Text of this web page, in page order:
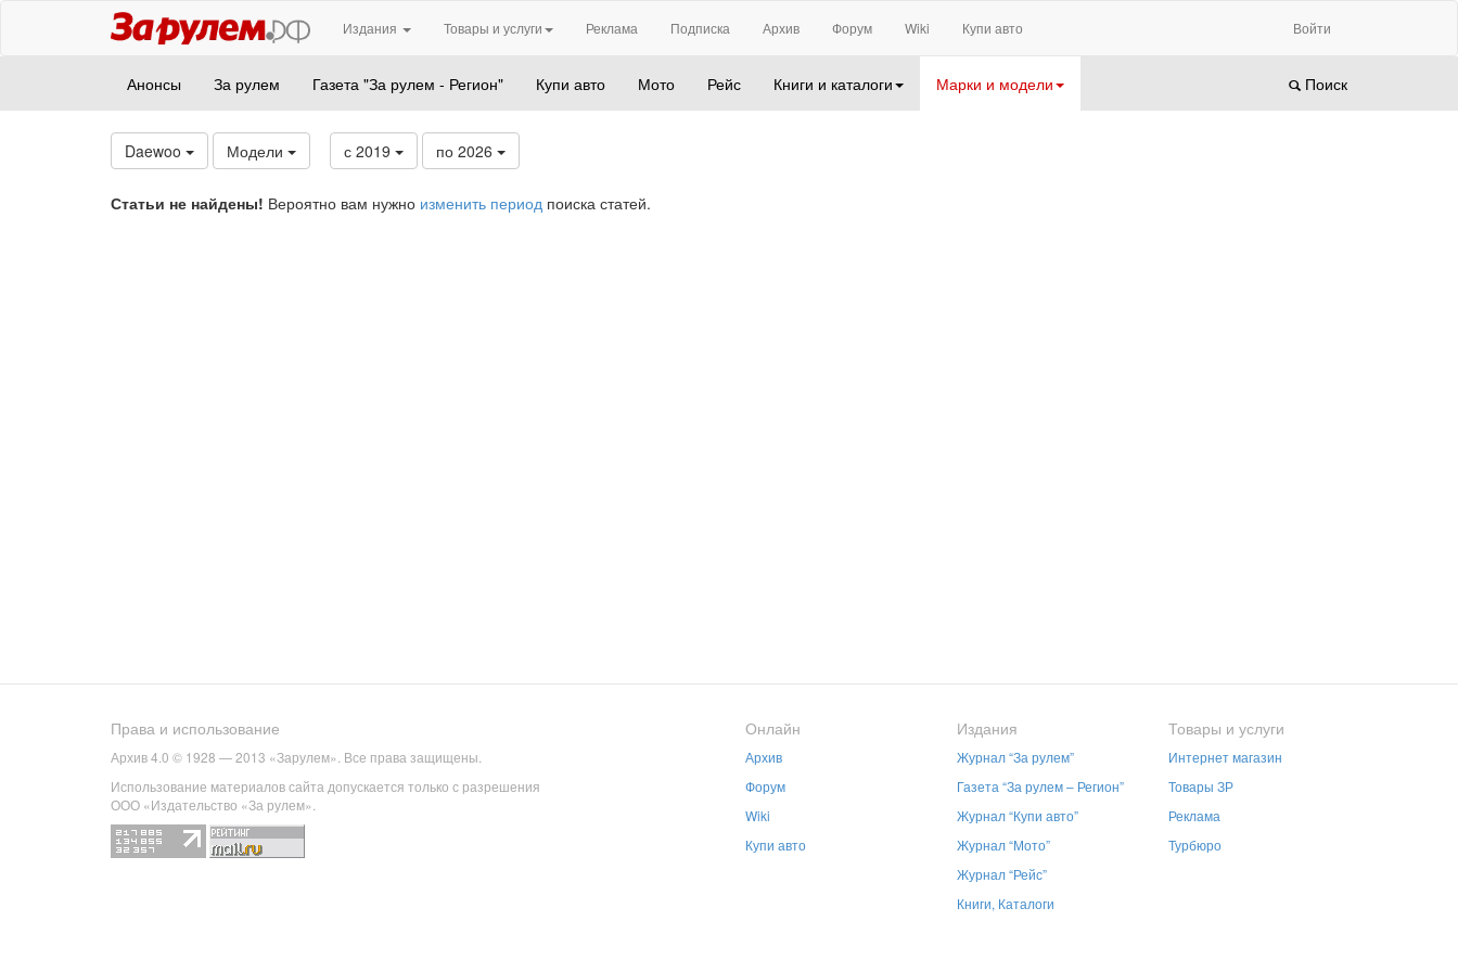
Издания Товары и услуги Реклама Подписка Архив Форум Wiki Купи авто Войти
Анонсы За рулем Газета "За рулем - Регион" Купи авто Мото Рейс Книги и каталоги Марки и модели Поиск
Daewoo Модели с 2019 по 2026
Статьи не найдены! Вероятно вам нужно изменить период поиска статей.
Права и использование
Архив 4.0 © 1928 — 2013 «Зарулем». Все права защищены.
Использование материалов сайта допускается только с разрешения
ООО «Издательство «За рулем».
Онлайн
Архив
Форум
Wiki
Купи авто
Издания
Журнал “За рулем”
Газета “За рулем – Регион”
Журнал “Купи авто”
Журнал “Мото”
Журнал “Рейс”
Книги, Каталоги
Товары и услуги
Интернет магазин
Товары ЗР
Реклама
Турбюро